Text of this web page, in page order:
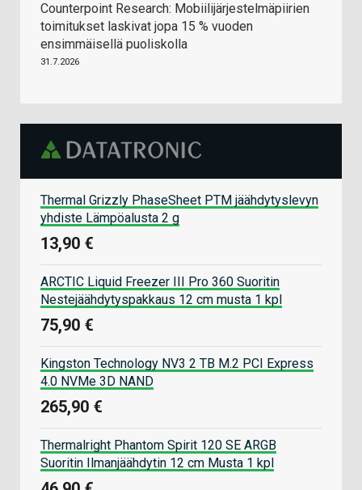
Counterpoint Research: Mobiilijärjestelmäpiirien
toimitukset laskivat jopa 15 % vuoden
ensimmäisellä puoliskolla
31.7.2026
Thermal Grizzly PhaseSheet PTM jäähdytyslevyn
yhdiste Lämpöalusta 2 g
13,90 €
ARCTIC Liquid Freezer III Pro 360 Suoritin
Nestejäähdytyspakkaus 12 cm musta 1 kpl
75,90 €
Kingston Technology NV3 2 TB M.2 PCI Express
4.0 NVMe 3D NAND
265,90 €
Thermalright Phantom Spirit 120 SE ARGB
Suoritin Ilmanjäähdytin 12 cm Musta 1 kpl